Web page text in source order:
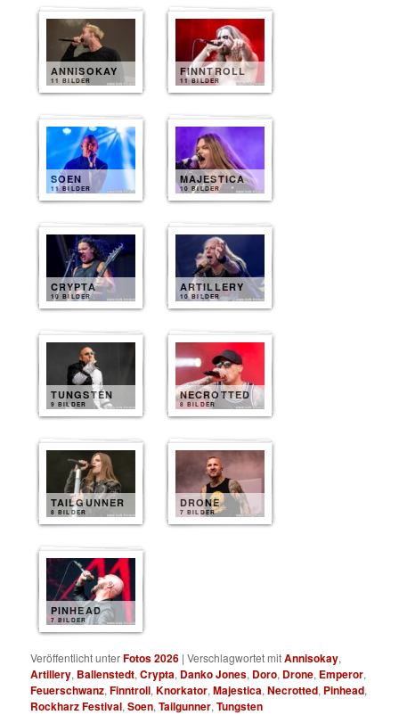
ANNISOKAY
11 BILDER
FINNTROLL
11 BILDER
SOEN
11 BILDER
MAJESTICA
10 BILDER
CRYPTA
10 BILDER
ARTILLERY
10 BILDER
TUNGSTEN
9 BILDER
NECROTTED
8 BILDER
TAILGUNNER
8 BILDER
DRONE
7 BILDER
PINHEAD
7 BILDER
Veröffentlicht unterFotos 2026 |Verschlagwortet mitAnnisokay,
Artillery, Ballenstedt,Crypta, Danko Jones, Doro, Drone, Emperor,
Feuerschwanz,Finntroll,Knorkator,Majestica,Necrotted, Pinhead,
Rockharz Festival,Soen,Tailgunner,Tungsten